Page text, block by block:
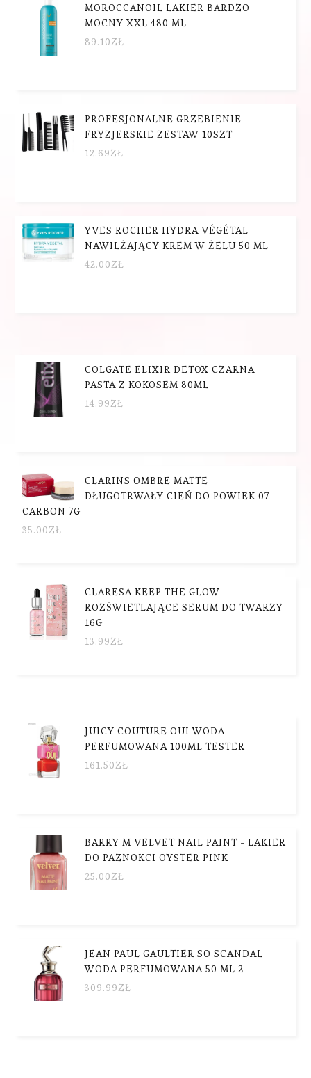
MOROCCANOIL LAKIER BARDZO
MOCNY XXL 480 ML
89.10ZŁ
PROFESJONALNE GRZEBIENIE
FRYZJERSKIE ZESTAW 10SZT
12.69ZŁ
YVES ROCHER HYDRA VÉGÉTAL
NAWILŻAJĄCY KREM W ŻELU 50 ML
42.00ZŁ
COLGATE ELIXIR DETOX CZARNA
PASTA Z KOKOSEM 80ML
14.99ZŁ
CLARINS OMBRE MATTE
DŁUGOTRWAŁY CIEŃ DO POWIEK 07
CARBON 7G
35.00ZŁ
CLARESA KEEP THE GLOW
ROZŚWIETLAJĄCE SERUM DO TWARZY
16G
13.99ZŁ
JUICY COUTURE OUI WODA
PERFUMOWANA 100ML TESTER
161.50ZŁ
BARRY M VELVET NAIL PAINT - LAKIER
DO PAZNOKCI OYSTER PINK
25.00ZŁ
JEAN PAUL GAULTIER SO SCANDAL
WODA PERFUMOWANA 50 ML 2
309.99ZŁ